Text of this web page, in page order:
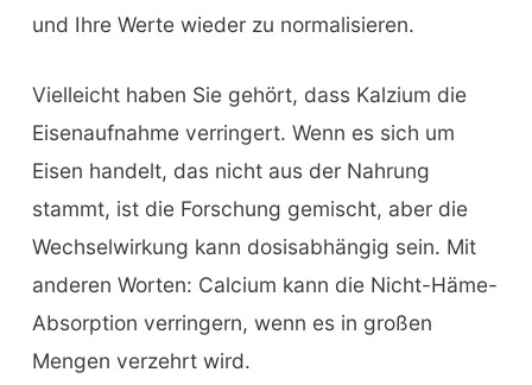
und Ihre Werte wieder zu normalisieren.
Vielleicht haben Sie gehört, dass Kalzium die
Eisenaufnahme verringert. Wenn es sich um
Eisen handelt, das nicht aus der Nahrung
stammt, ist die Forschung gemischt, aber die
Wechselwirkung kann dosisabhängig sein. Mit
anderen Worten: Calcium kann die Nicht-Häme-
Absorption verringern, wenn es in großen
Mengen verzehrt wird.